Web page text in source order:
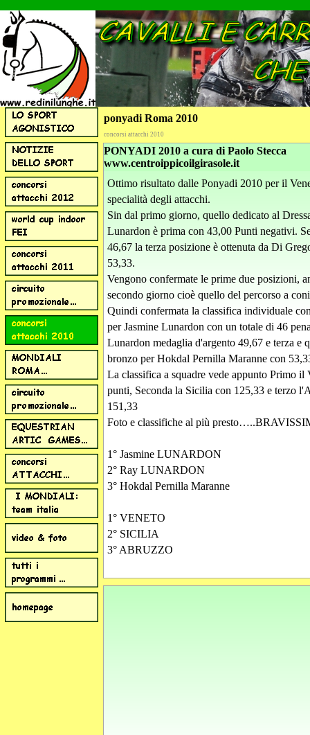
ponyadi Roma 2010
concorsi attacchi 2010
PONYADI 2010 a cura di Paolo Stecca
www.centroippicoilgirasole.it
Ottimo risultato dalle Ponyadi 2010 per il
specialità degli attacchi.
Sin dal primo giorno, quello dedicato al
Lunardon è prima con 43,00 Punti negativi.
46,67 la terza posizione è ottenuta da Di
53,33.
Vengono confermate le prime due posizioni,
secondo giorno cioè quello del percorso a
Quindi confermata la classifica individuale
per Jasmine Lunardon con un totale di 46
Lunardon medaglia d'argento 49,67 e terza e
bronzo per Hokdal Pernilla Maranne con
La classifica a squadre vede appunto Primo il
punti, Seconda la Sicilia con 125,33 e terzo
151,33
Foto e classifiche al più
1° Jasmine LUNARDON
2° Ray LUNARDON
3° Hokdal Pernilla Maranne
1° VENETO
2° SICILIA
3° ABRUZZO